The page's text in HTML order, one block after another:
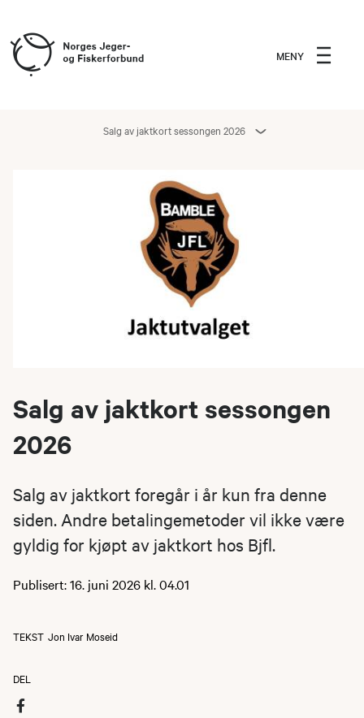
MENY
Salg av jaktkort sessongen 2026
Salg av jaktkort sessongen
2026
Salg av jaktkort foregår i år kun fra denne
siden. Andre betalingemetoder vil ikke være
gyldig for kjøpt av jaktkort hos Bjfl.
Publisert: 16. juni 2026 kl. 04.01
TEKST Jon Ivar Moseid
DEL